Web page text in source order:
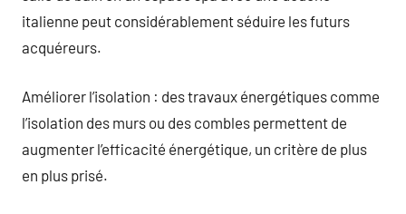
italienne peut considérablement séduire les futurs
acquéreurs.
Améliorer l’isolation : des travaux énergétiques comme
l’isolation des murs ou des combles permettent de
augmenter l’efficacité énergétique, un critère de plus
en plus prisé.